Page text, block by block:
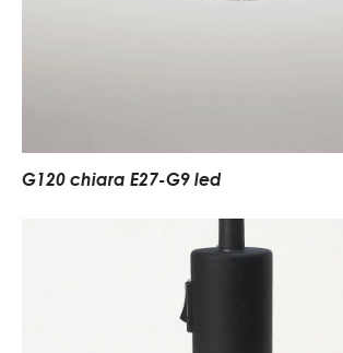
G120 chiara E27-G9 led